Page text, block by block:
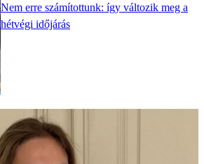
Nem erre számítottunk: így változik meg a
hétvégi időjárás